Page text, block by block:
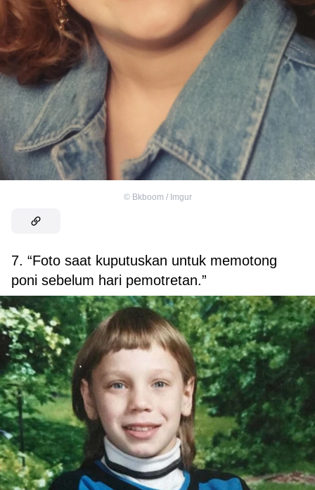
© Bkboom / Imgur
7. “Foto saat kuputuskan untuk memotong
poni sebelum hari pemotretan.”